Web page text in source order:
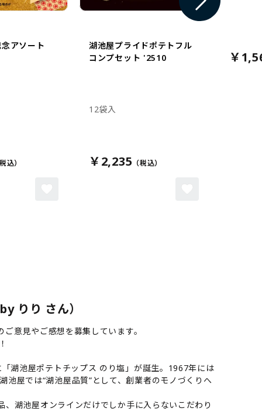
アソート
湖池屋プライドポテトフル
コンプセット '2510
12袋入
￥2,235
￥
りり さん）
意見やご感想を募集しています。
湖池屋ポテトチップス のり塩」が誕生。1967年には
屋では“湖池屋品質”として、創業者のモノづくりへ
湖池屋オンラインだけでしか手に入らないこだわり